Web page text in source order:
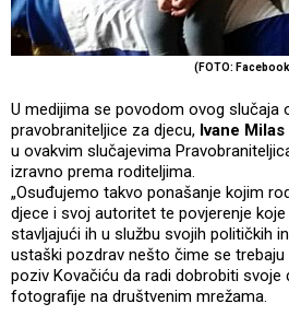
(FOTO:
U medijima se povodom ovog slučaja
pravobraniteljice za djecu, Ivane
u ovakvim slučajevima
izravno prema roditeljima.
„Osuđujemo takvo ponašanje kojim
djece i svoj autoritet te povjerenje
stavljajući ih u službu svojih političkih
ustaški pozdrav nešto čime se trebaju
poziv Kovačiću da radi dobrobiti svoje
fotografije na društvenim mrežama.